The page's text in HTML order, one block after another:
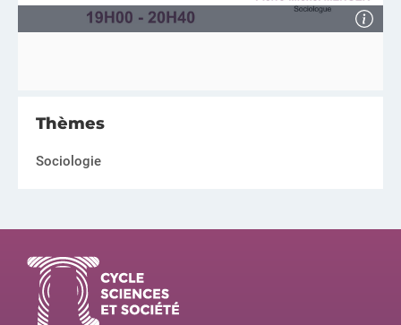
Thèmes
Sociologie